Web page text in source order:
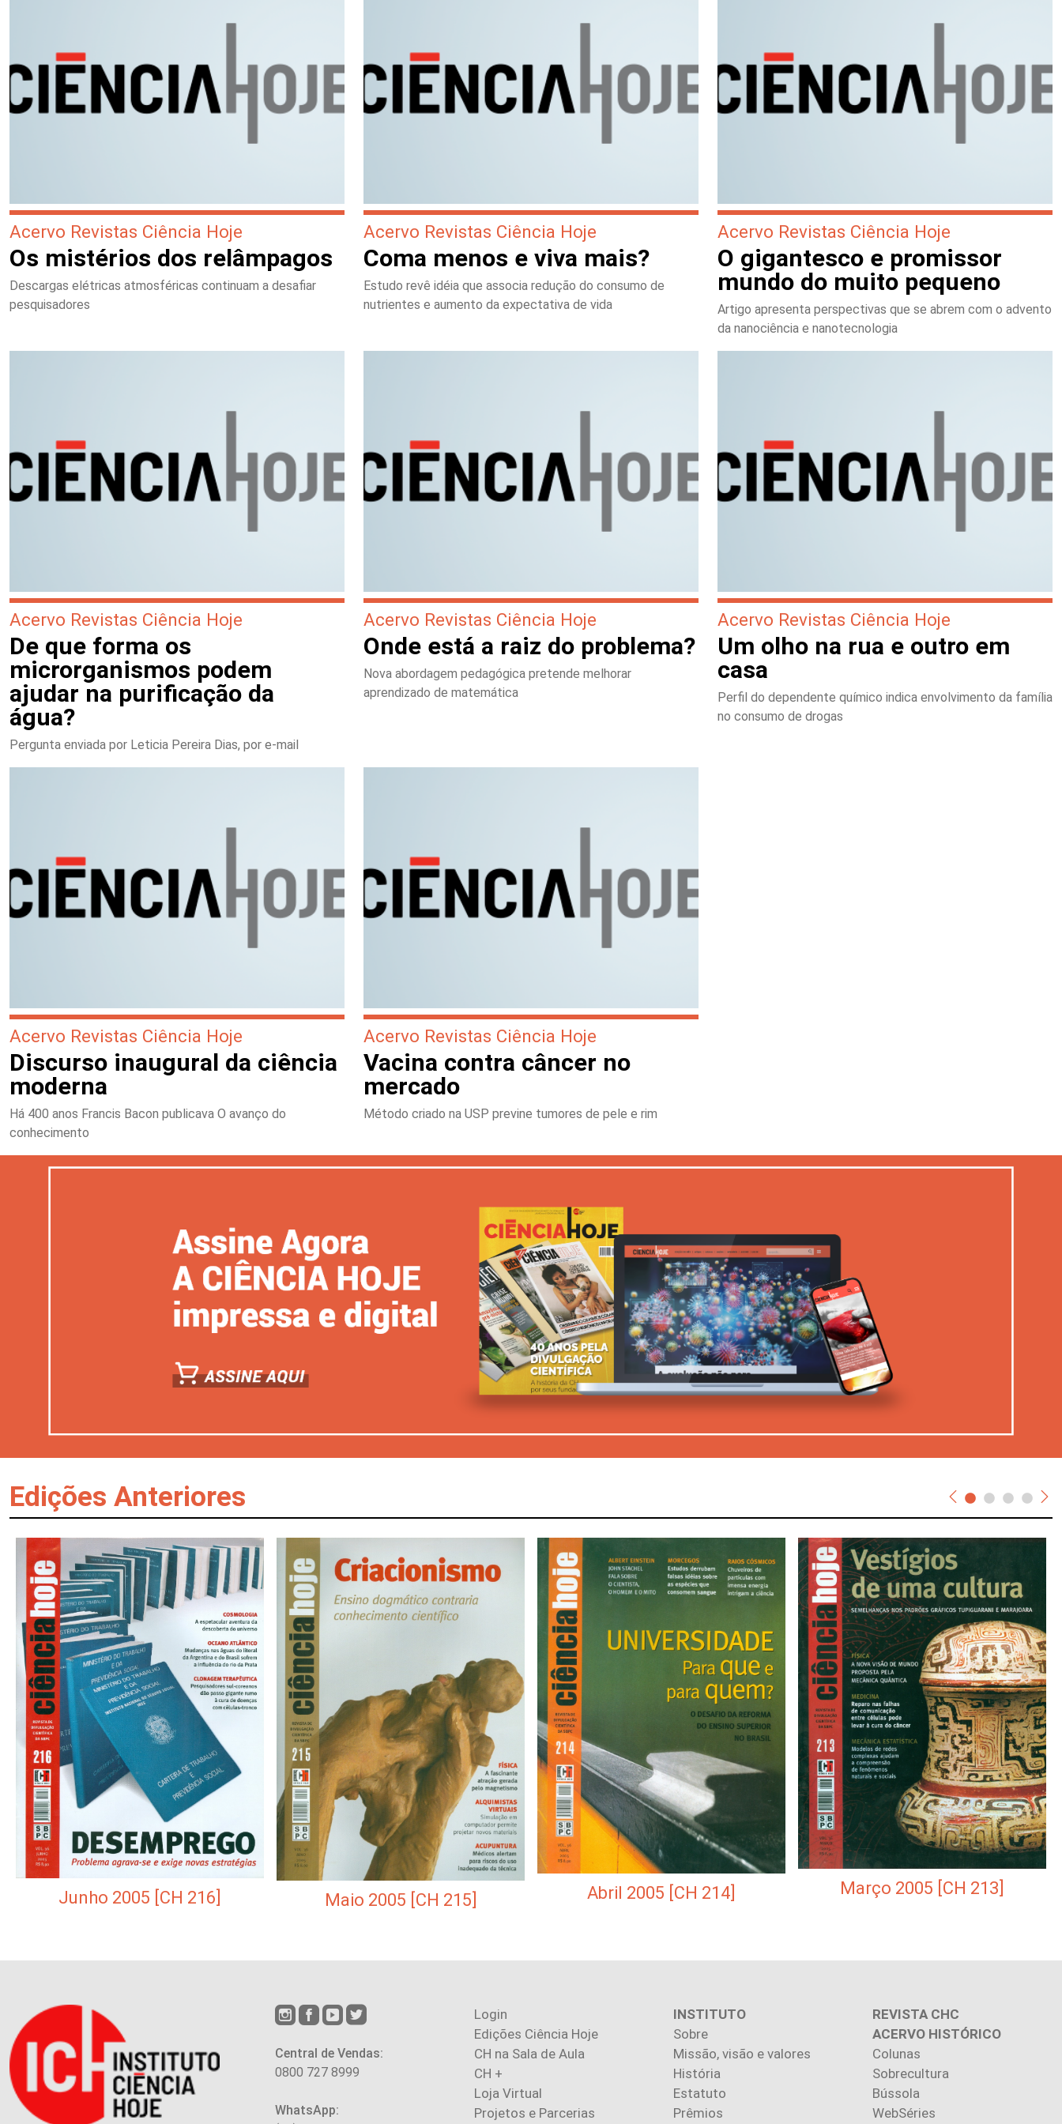
Acervo Revistas Ciência Hoje
Os mistérios dos relâmpagos
Descargas elétricas atmosféricas continuam a desafiar
pesquisadores
Acervo Revistas Ciência Hoje
Coma menos e viva mais?
Estudo revê idéia que associa redução do consumo de
nutrientes e aumento da expectativa de vida
Acervo Revistas Ciência Hoje
O gigantesco e promissor
mundo do muito pequeno
Artigo apresenta perspectivas que se abrem com o advento
da nanociência e nanotecnologia
Acervo Revistas Ciência Hoje
De que forma os
microrganismos podem
ajudar na purificação da
água?
Pergunta enviada por Leticia Pereira Dias, por e-mail
Acervo Revistas Ciência Hoje
Onde está a raiz do problema?
Nova abordagem pedagógica pretende melhorar
aprendizado de matemática
Acervo Revistas Ciência Hoje
Um olho na rua e outro em
casa
Perfil do dependente químico indica envolvimento da família
no consumo de drogas
Acervo Revistas Ciência Hoje
Discurso inaugural da ciência
moderna
Há 400 anos Francis Bacon publicava O avanço do
conhecimento
Acervo Revistas Ciência Hoje
Vacina contra câncer no
mercado
Método criado na USP previne tumores de pele e rim
Edições Anteriores
Junho 2005 [CH 216] Maio 2005 [CH 215] Abril 2005 [CH 214] Março 2005 [CH 213]
Central de Vendas:
0800 727 8999
WhatsApp:
Login
Edições Ciência Hoje
CH na Sala de Aula
CH +
Loja Virtual
Projetos e Parcerias
INSTITUTO
Sobre
Missão, visão e valores
História
Estatuto
Prêmios
REVISTA CHC
ACERVO HISTÓRICO
Colunas
Sobrecultura
Bússola
WebSéries